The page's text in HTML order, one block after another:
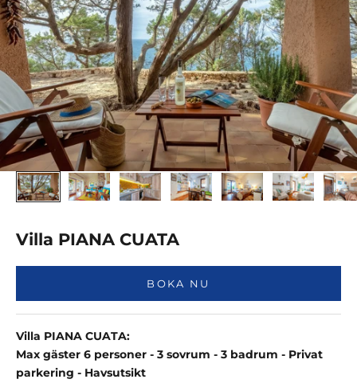
Villa PIANA CUATA
BOKA NU
Villa PIANA CUATA:
Max gäster 6 personer - 3 sovrum - 3 badrum - Privat
parkering - Havsutsikt